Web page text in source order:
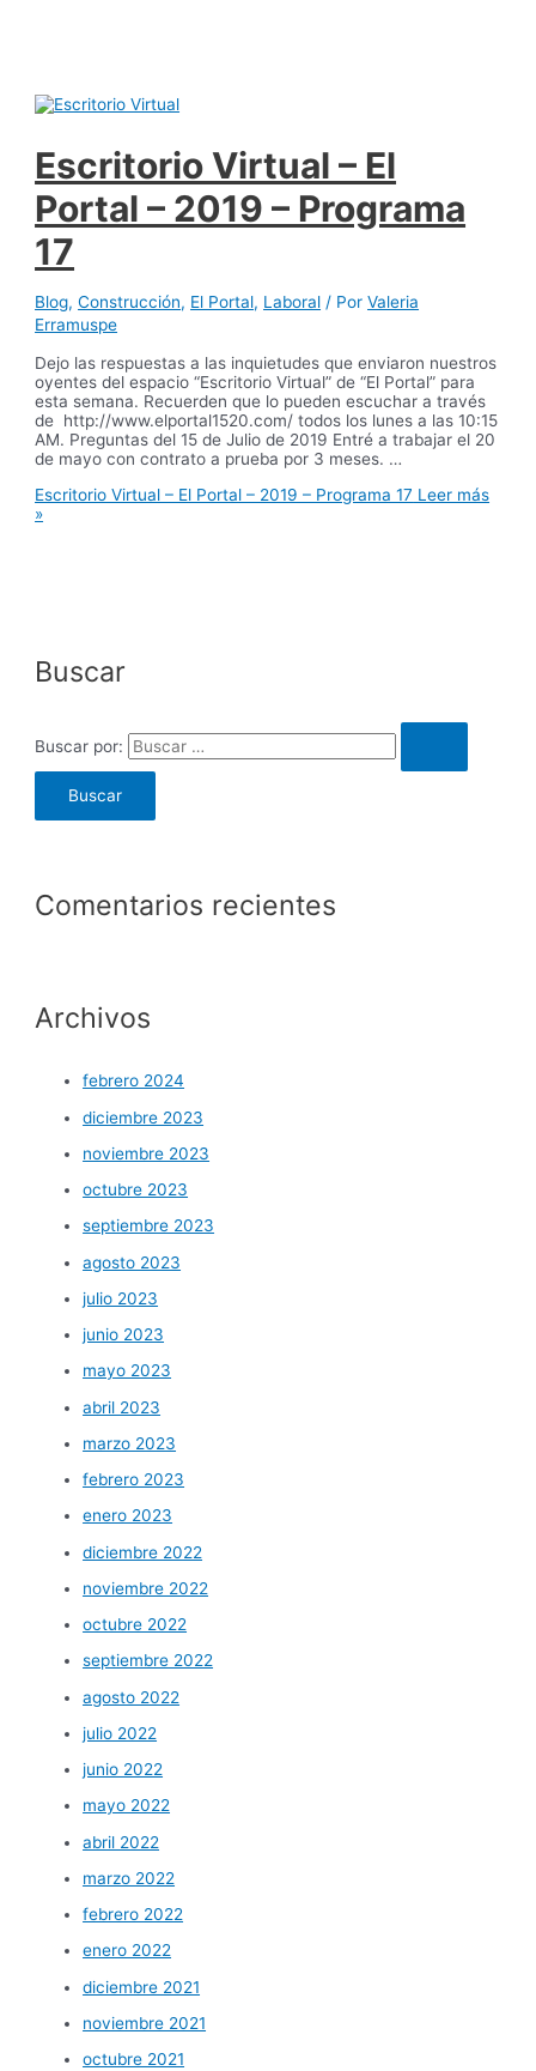
Escritorio Virtual – El
Portal – 2019 – Programa
17
Blog,Construcción, El Portal, Laboral / PorValeria
Erramuspe
Dejo las respuestas a las inquietudes que enviaron nuestros
oyentes del espacio “Escritorio Virtual” de “El Portal” para
esta semana. Recuerden que lo pueden escuchar a través
de http://www.elportal1520.com/ todos los lunes a las 10:15
AM. Preguntas del 15 de Julio de 2019 Entré a trabajar el 20
de mayo con contrato a prueba por 3 meses. …
Escritorio Virtual – El Portal – 2019 – Programa 17 Leer más
»
Buscar
Buscar por:
Comentarios recientes
Archivos
febrero 2024
diciembre 2023
noviembre 2023
octubre 2023
septiembre 2023
agosto 2023
julio 2023
junio 2023
mayo 2023
abril 2023
marzo 2023
febrero 2023
enero 2023
diciembre 2022
noviembre 2022
octubre 2022
septiembre 2022
agosto 2022
julio 2022
junio 2022
mayo 2022
abril 2022
marzo 2022
febrero 2022
enero 2022
diciembre 2021
noviembre 2021
octubre 2021